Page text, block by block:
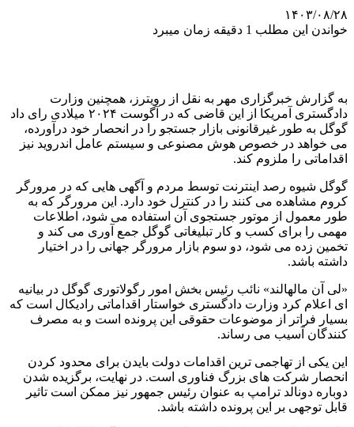
۱۴۰۳/۰۸/۲۸
خواندن این مطلب 1 دقیقه زمان میبرد
به گزارش خبرگزاری مهر به نقل از رویترز، همچنین وزارت
دادگستری آمریکا از این قاضی که در آگوست ۲۰۲۴ میلادی رای داد
گوگل به طور غیرقانونی بازار جستجو را در انحصار خود درآورده،
می خواهد در خصوص هوش مصنوعی و سیستم عامل اندروید نیز
اقداماتی را ملزوم کند.
گوگل شیوه رصد اینترنت توسط مردم و آگهی هایی که در مرورگر
کروم مشاهده می کنند را در کنترل خود دارد. این مرورگر که به
طور معمول از موتور جستجوی آن استفاده می شود، اطلاعات
مهمی را برای کسب و کار تبلیغاتی گوگل جمع آوری می کند و
تخمین زده می شود، دو سوم بازار مرورگر جهانی را در اختیار
داشته باشد.
«لی آن مالهالند» نائب رئیس بخش امور رگولاتوری گوگل در بیانیه
ای اعلام کرد وزارت دادگستری خواستار اقداماتی رادیکال است که
بسیار فراتر از موضوعات حقوقی این پرونده است و به مصرف
کنندگان آسیب می رساند.
این یکی از تهاجمی ترین اقدامات دولت بایدن برای محدود کردن
انحصار شرکت های بزرگ فناوری است. در نهایت، برگزیده شدن
دوباره دونالد ترامپ به عنوان رئیس جمهور نیز ممکن است تاثیر
قابل توجهی بر این پرونده داشته باشد.